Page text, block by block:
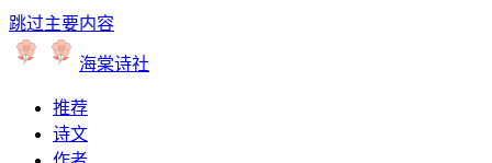
跳过主要内容
海棠诗社
推荐
诗文